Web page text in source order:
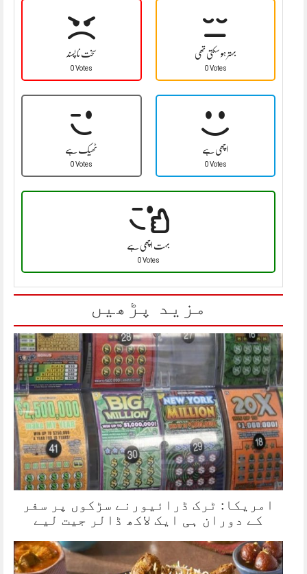
سخت نا پسند
0 Votes
بہتر ہو سکتی تھی
0 Votes
ٹھیک ہے
0 Votes
اچھی ہے
0 Votes
بہت اچھی ہے
0 Votes
مزید پڑھیں
امریکا: ٹرک ڈرائیورنے سڑکوں پر سفر
کے دوران ہی ایک لاکھ ڈالر جیت لیے